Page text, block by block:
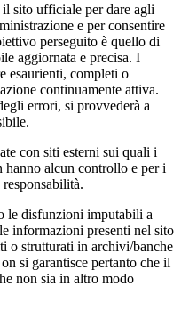
sito ufficiale per dare agli
e per consentire
perseguito è quello di
aggiornata e precisa. I
esaurienti, completi o
continuamente attiva.
errori, si provvederà a
con siti esterni sui quali i
hanno alcun controllo e per i
le disfunzioni imputabili a
informazioni presenti nel sito
o strutturati in archivi/banche
si garantisce pertanto che il
non sia in altro modo